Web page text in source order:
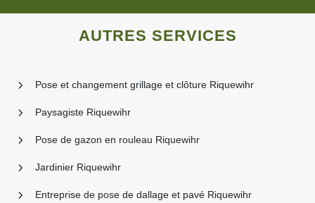
AUTRES SERVICES
Pose et changement grillage et clôture Riquewihr
Paysagiste Riquewihr
Pose de gazon en rouleau Riquewihr
Jardinier Riquewihr
Entreprise de pose de dallage et pavé Riquewihr